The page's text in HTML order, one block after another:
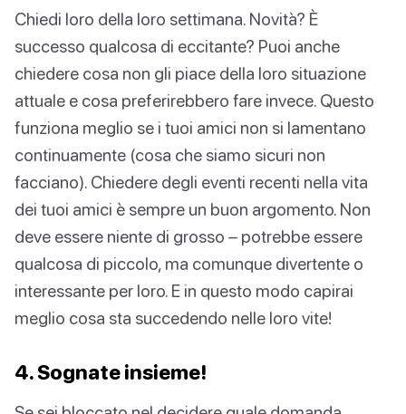
Chiedi loro della loro settimana. Novità? È
successo qualcosa di eccitante? Puoi anche
chiedere cosa non gli piace della loro situazione
attuale e cosa preferirebbero fare invece. Questo
funziona meglio se i tuoi amici non si lamentano
continuamente (cosa che siamo sicuri non
facciano). Chiedere degli eventi recenti nella vita
dei tuoi amici è sempre un buon argomento. Non
deve essere niente di grosso – potrebbe essere
qualcosa di piccolo, ma comunque divertente o
interessante per loro. E in questo modo capirai
meglio cosa sta succedendo nelle loro vite!
4. Sognate insieme!